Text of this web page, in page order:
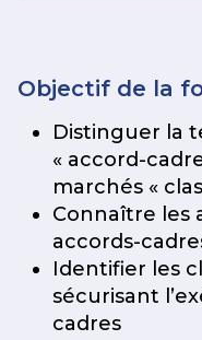
Objectif de la
Distinguer la
« accord-
marchés «
Connaître les
accords-
Identifier les
sécurisant
cadres